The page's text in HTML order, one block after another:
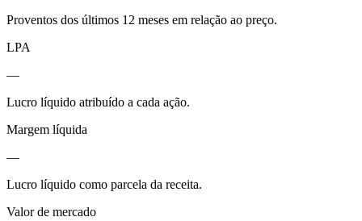
Proventos dos últimos 12 meses em relação ao preço.
LPA
—
Lucro líquido atribuído a cada ação.
Margem líquida
—
Lucro líquido como parcela da receita.
Valor de mercado